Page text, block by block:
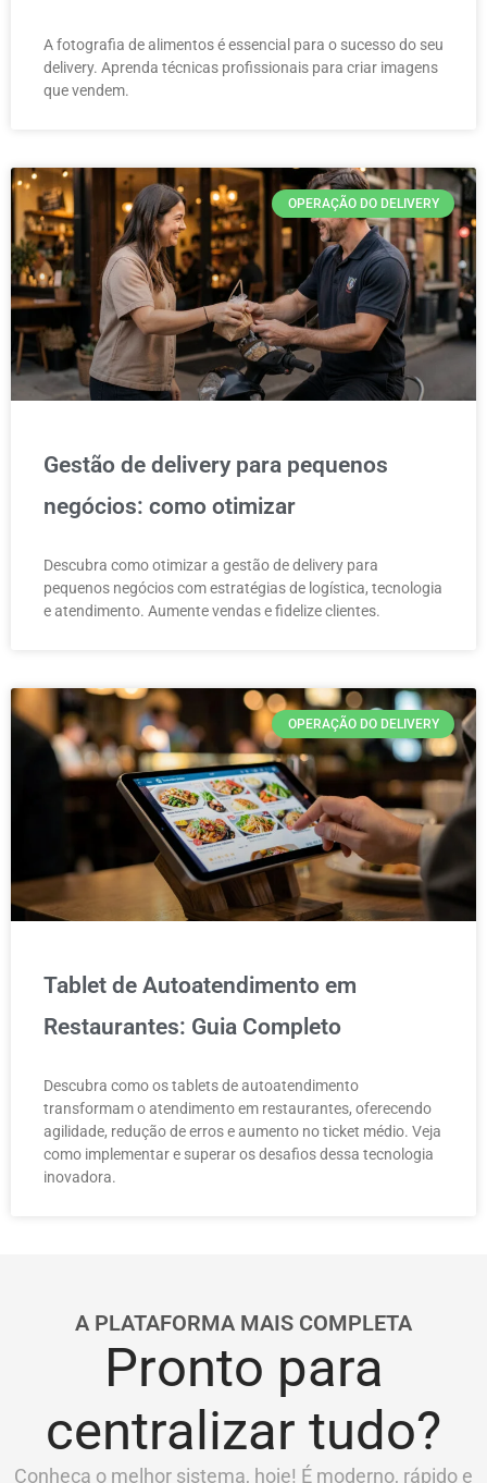
A fotografia de alimentos é essencial para o sucesso do seu
delivery. Aprenda técnicas profissionais para criar imagens
que vendem.
OPERAÇÃO DO DELIVERY
Gestão de delivery para pequenos
negócios: como otimizar
Descubra como otimizar a gestão de delivery para
pequenos negócios com estratégias de logística, tecnologia
e atendimento. Aumente vendas e fidelize clientes.
OPERAÇÃO DO DELIVERY
Tablet de Autoatendimento em
Restaurantes: Guia Completo
Descubra como os tablets de autoatendimento
transformam o atendimento em restaurantes, oferecendo
agilidade, redução de erros e aumento no ticket médio. Veja
como implementar e superar os desafios dessa tecnologia
inovadora.
A PLATAFORMA MAIS COMPLETA
Pronto para
centralizar tudo?
Conheça o melhor sistema, hoje! É moderno, rápido e